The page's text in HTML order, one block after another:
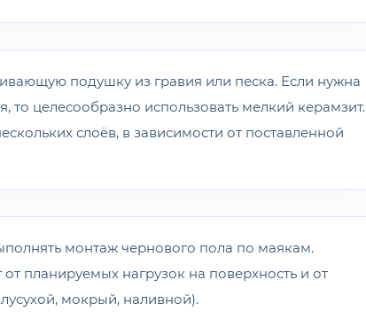
подушку из гравия или песка. Если нужна
то целесообразно использовать мелкий керамзит.
слоёв, в зависимости от поставленной
монтаж чернового пола по маякам.
планируемых нагрузок на поверхность и от
мокрый, наливной).